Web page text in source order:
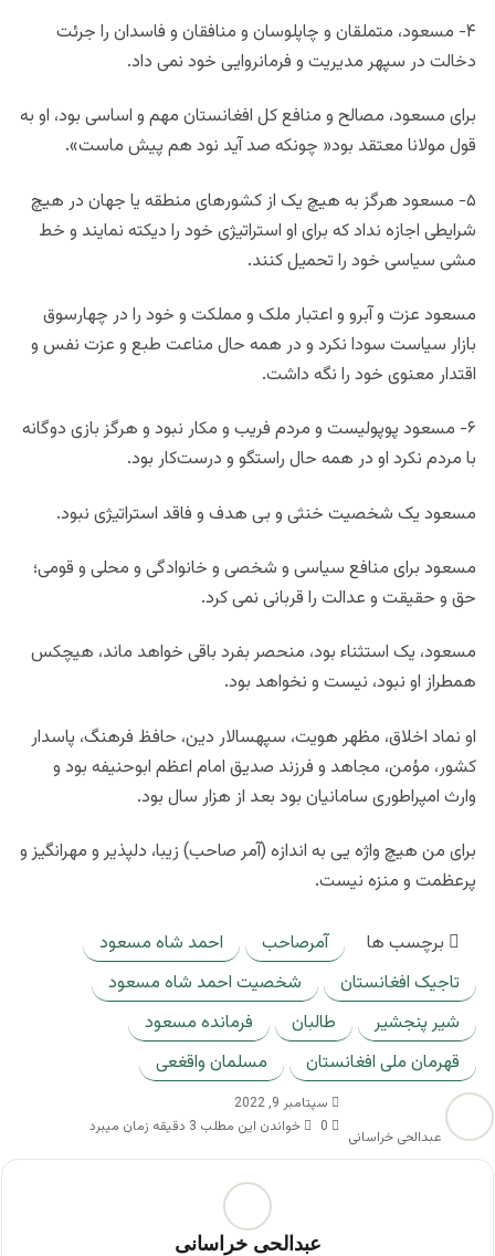
۴- مسعود، متملقان و چاپلوسان و منافقان و فاسدان را جرئت
دخالت در سپهر مدیریت و فرمانروایی خود نمی داد.
برای مسعود، مصالح و منافع کل افغانستان مهم و اساسی بود، او به
قول مولانا معتقد بود« چونکه صد آید نود هم پیش ماست».
۵- مسعود هرگز به هیچ یک از کشورهای منطقه یا جهان در هیچ
شرایطی اجازه نداد که برای او استراتیژی خود را دیکته نمایند و خط
مشی سیاسی خود را تحمیل کنند.
مسعود عزت و آبرو و اعتبار ملک و مملکت و خود را در چهارسوق
بازار سیاست سودا نکرد و در همه حال مناعت طبع و عزت نفس و
اقتدار معنوی خود را نگه داشت.
۶- مسعود پوپولیست و مردم فریب و مکار نبود و هرگز بازی دوگانه
با مردم نکرد او در همه حال راستگو و درست‌کار بود.
مسعود یک شخصيت خنثى و بى هدف و فاقد استراتيژى نبود.
مسعود برای منافع سياسى و شخصى و خانوادگى و محلى و قومى؛
حق و حقيقت و عدالت را قربانى نمی کرد.
مسعود، یک استثناء بود، منحصر بفرد باقى خواهد ماند، هيچكس
همطراز او نبود، نيست و نخواهد بود.
او نماد اخلاق، مظهر هويت، سپهسالار دين، حافظ فرهنگ، پاسدار
كشور، مؤمن، مجاهد و فرزند صديق امام اعظم ابوحنيفه بود و
وارث امپراطورى سامانيان بود بعد از هزار سال بود.
براى من هيچ واژه يى به اندازه (آمر صاحب) زيبا، دلپذير و مهرانگيز و
پرعظمت و منزه نيست.
برچسب ها آمرصاحب
احمد شاه مسعود
تاجیک افغانستان
شخصیت احمد شاه مسعود
شیر پنجشیر
طالبان
فرمانده مسعود
قهرمان ملی افغانستان
مسلمان واقغعی
عبدالحی خراسانی
سپتامبر 9, 2022
0
خواندن این مطلب 3 دقیقه زمان میبرد
عبدالحی خراسانی